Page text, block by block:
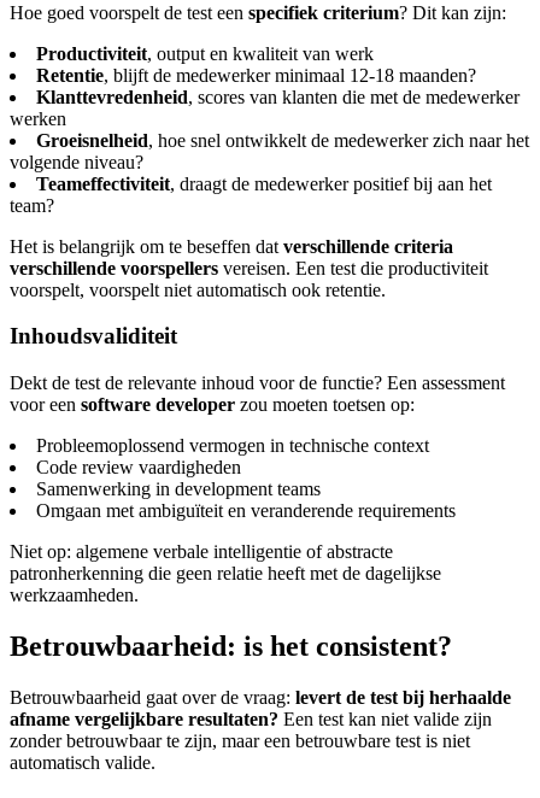
Hoe goed voorspelt de test een specifiek criterium? Dit kan zijn:
Productiviteit, output en kwaliteit van werk
Retentie, blijft de medewerker minimaal 12-18 maanden?
Klanttevredenheid, scores van klanten die met de medewerker
werken
Groeisnelheid, hoe snel ontwikkelt de medewerker zich naar het
volgende niveau?
Teameffectiviteit, draagt de medewerker positief bij aan het
team?
Het is belangrijk om te beseffen dat verschillende criteria
verschillende voorspellers vereisen. Een test die productiviteit
voorspelt, voorspelt niet automatisch ook retentie.
Inhoudsvaliditeit
Dekt de test de relevante inhoud voor de functie? Een assessment
voor een software developer zou moeten toetsen op:
Probleemoplossend vermogen in technische context
Code review vaardigheden
Samenwerking in development teams
Omgaan met ambiguïteit en veranderende requirements
Niet op: algemene verbale intelligentie of abstracte
patronherkenning die geen relatie heeft met de dagelijkse
werkzaamheden.
Betrouwbaarheid: is het consistent?
Betrouwbaarheid gaat over de vraag: levert de test bij herhaalde
afname vergelijkbare resultaten? Een test kan niet valide zijn
zonder betrouwbaar te zijn, maar een betrouwbare test is niet
automatisch valide.